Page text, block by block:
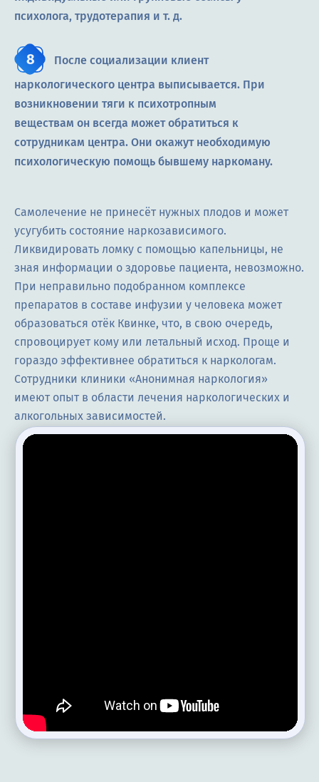
психолога, трудотерапия и т. д.
После социализации клиент
наркологического центра выписывается. При
возникновении тяги к психотропным
веществам он всегда может обратиться к
сотрудникам центра. Они окажут необходимую
психологическую помощь бывшему наркоману.
Самолечение не принесёт нужных плодов и может
усугубить состояние наркозависимого.
Ликвидировать ломку с помощью капельницы, не
зная информации о здоровье пациента, невозможно.
При неправильно подобранном комплексе
препаратов в составе инфузии у человека может
образоваться отёк Квинке, что, в свою очередь,
спровоцирует кому или летальный исход. Проще и
гораздо эффективнее обратиться к наркологам.
Сотрудники клиники «Анонимная наркология»
имеют опыт в области лечения наркологических и
алкогольных зависимостей.